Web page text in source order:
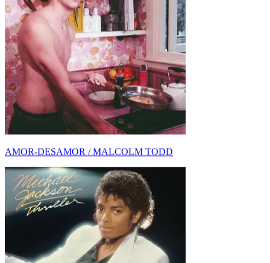
AMOR-DESAMOR / MALCOLM TODD
LA HISTORIA DETRÁS DE BILLIE JEAN DE
MIC...